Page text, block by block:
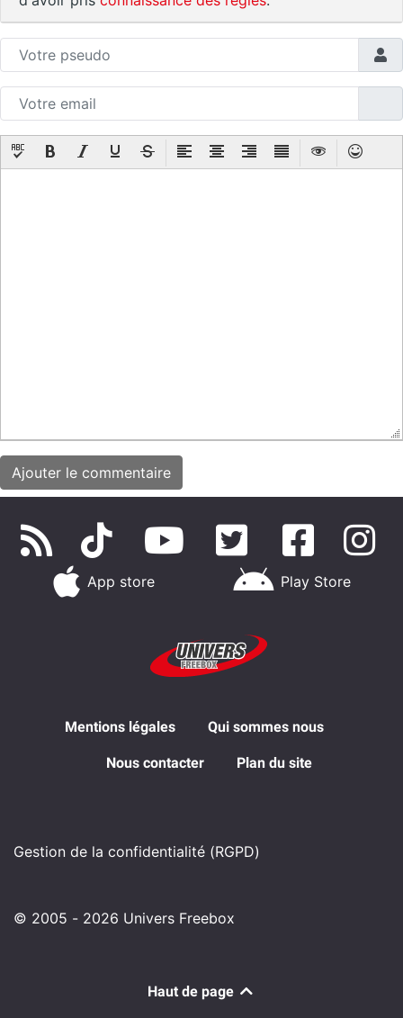
App store Play Store
Mentions légales Qui sommes nous
Nous contacter Plan du site
Gestion de la confidentialité (RGPD)
© 2005 - 2026 Univers Freebox
Haut de page